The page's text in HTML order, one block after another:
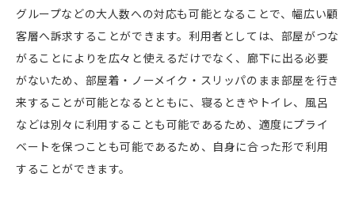
グループなどの大人数への対応も可能となることで、幅広い顧
客層へ訴求することができます。利用者としては、部屋がつな
がることによりを広々と使えるだけでなく、廊下に出る必要
がないため、部屋着・ノーメイク・スリッパのまま部屋を行き
来することが可能となるとともに、寝るときやトイレ、風呂
などは別々に利用することも可能であるため、適度にプライ
ベートを保つことも可能であるため、自身に合った形で利用
することができます。